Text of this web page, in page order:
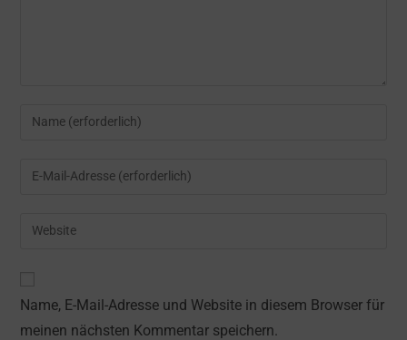
Gib
oder
zum
Gib
Mail-
Kommentieren
ein
Gib
ein
(optional)
Name, E-Mail-Adresse und Website in diesem Browser für
meinen nächsten Kommentar speichern.